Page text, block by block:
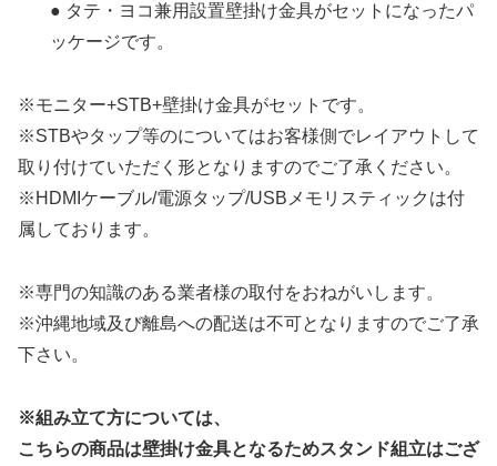
● タテ・ヨコ兼用設置壁掛け金具がセットになったパ
ッケージです。
※モニター+STB+壁掛け金具がセットです。
※STBやタップ等のについてはお客様側でレイアウトして
取り付けていただく形となりますのでご了承ください。
※HDMIケーブル/電源タップ/USBメモリスティックは付
属しております。
※専門の知識のある業者様の取付をおねがいします。
※沖縄地域及び離島への配送は不可となりますのでご了承
下さい。
※組み立て方については、
こちらの商品は壁掛け金具となるためスタンド組立はござ